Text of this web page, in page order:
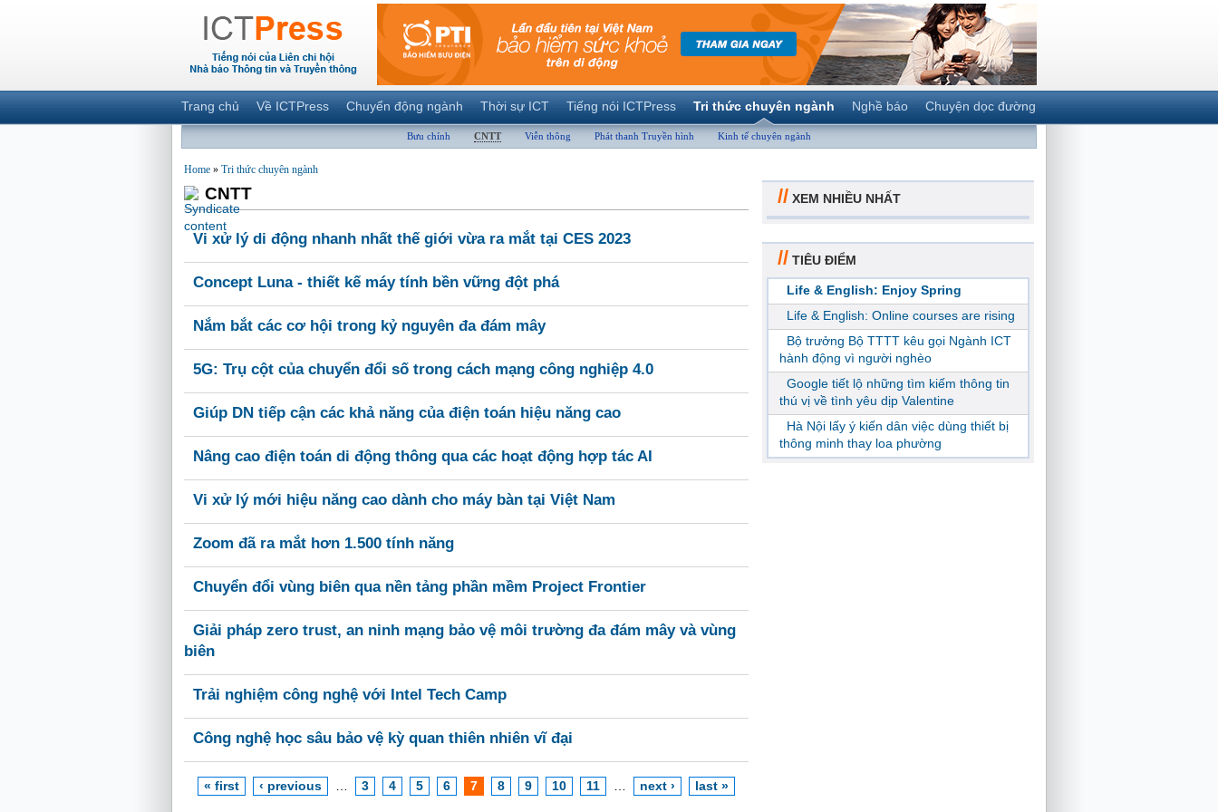
Trang chủ Về ICTPress Chuyển động ngành Thời sự ICT Tiếng nói ICTPress Tri thức chuyên ngành Nghề báo Chuyện dọc đường
Bưu chính CNTT Viễn thông Phát thanh Truyền hình Kinh tế chuyên ngành
Home » Tri thức chuyên ngành
CNTT
Vi xử lý di động nhanh nhất thế giới vừa ra mắt tại CES 2023
Concept Luna - thiết kế máy tính bền vững đột phá
Nắm bắt các cơ hội trong kỷ nguyên đa đám mây
5G: Trụ cột của chuyển đổi số trong cách mạng công nghiệp 4.0
Giúp DN tiếp cận các khả năng của điện toán hiệu năng cao
Nâng cao điện toán di động thông qua các hoạt động hợp tác AI
Vi xử lý mới hiệu năng cao dành cho máy bàn tại Việt Nam
Zoom đã ra mắt hơn 1.500 tính năng
Chuyển đổi vùng biên qua nền tảng phần mềm Project Frontier
Giải pháp zero trust, an ninh mạng bảo vệ môi trường đa đám mây và vùng
biên
Trải nghiệm công nghệ với Intel Tech Camp
Công nghệ học sâu bảo vệ kỳ quan thiên nhiên vĩ đại
« first ‹ previous 3 4 5 6 7 8 9 10 11 next › last »
// XEM NHIỀU NHẤT
// TIÊU ĐIỂM
Life & English: Enjoy Spring
Life & English: Online courses are rising
Bộ trưởng Bộ TTTT kêu gọi Ngành ICT
hành động vì người nghèo
Google tiết lộ những tìm kiếm thông tin
thú vị về tình yêu dịp Valentine
Hà Nội lấy ý kiến dân việc dùng thiết bị
thông minh thay loa phường